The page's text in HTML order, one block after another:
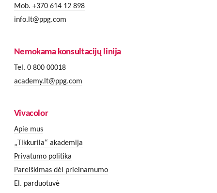
Mob. +370 614 12 898
info.lt@ppg.com
Nemokama konsultacijų linija
Tel. 0 800 00018
academy.lt@ppg.com
Vivacolor
Apie mus
„Tikkurila“ akademija
Privatumo politika
Pareiškimas dėl prieinamumo
El. parduotuvė